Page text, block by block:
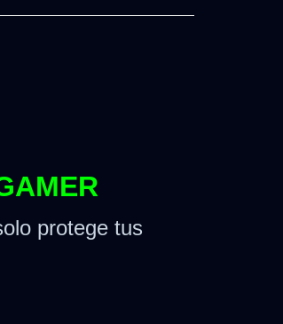
protege tus